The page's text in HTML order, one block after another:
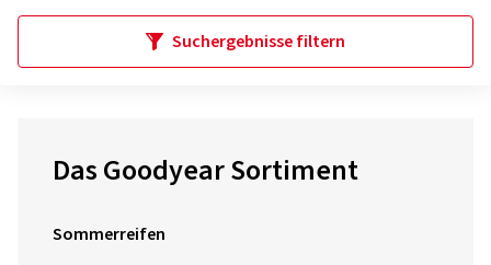
Suchergebnisse filtern
Das Goodyear Sortiment
Sommerreifen